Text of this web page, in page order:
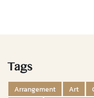
Tags
Arrangement Art